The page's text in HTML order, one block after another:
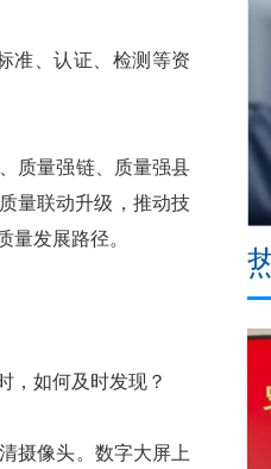
准、认证、检测等资
质量强链、质量强县
量联动升级，推动技
发展路径。
如何及时发现？
摄像头。数字大屏上